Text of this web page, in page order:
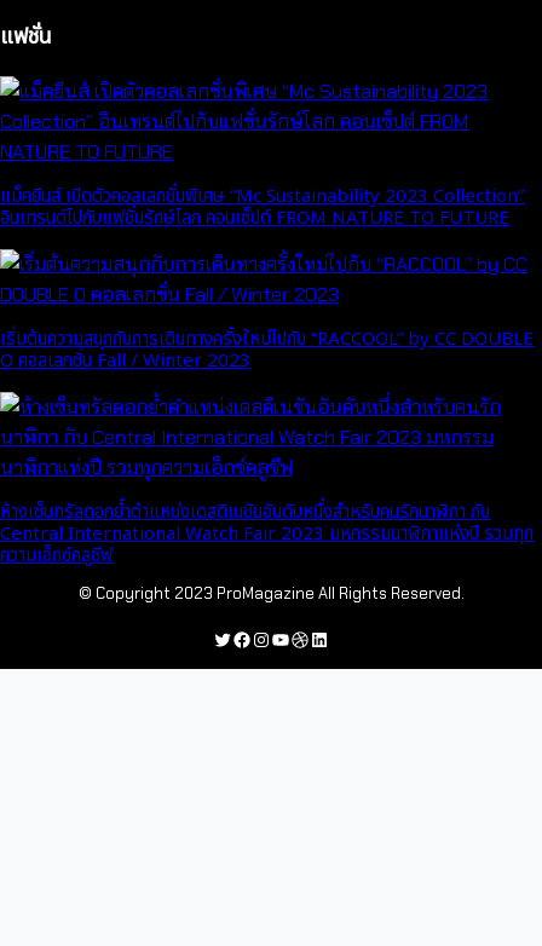
แฟชั่น
แม็คยีนส์ เปิดตัวคอลเลกชั่นพิเศษ “Mc Sustainability 2023 Collection”
อินเทรนด์ไปกับแฟชั่นรักษ์โลก คอนเซ็ปต์ FROM NATURE TO FUTURE
เริ่มต้นความสนุกกับการเดินทางครั้งใหม่ไปกับ “RACCOOL” by CC DOUBLE
O คอลเลกชั่น Fall / Winter 2023
ห้างเซ็นทรัลตอกย้ำตำแหน่งเดสติเนชันอันดับหนึ่งสำหรับคนรักนาฬิกา กับ
Central International Watch Fair 2023 มหกรรมนาฬิกาแห่งปี รวมทุก
ความเอ็กซ์คลูซีฟ
© Copyright 2023 ProMagazine All Rights Reserved.
Twitter
Facebook
Instagram
YouTube
Dribbble
LinkedIn